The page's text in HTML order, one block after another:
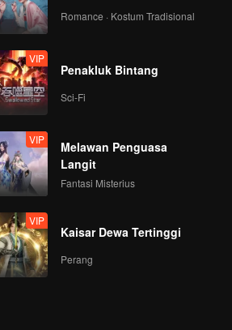
Romance · Kostum Tradisional
VIP
Penakluk Bintang
Sci-Fi
VIP
Melawan Penguasa
Langit
Fantasi Misterius
VIP
Kaisar Dewa Tertinggi
Perang